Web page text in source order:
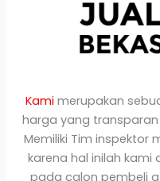
Kamimerupakan
harga yang
Memiliki Tim inspektor
karena hal inilah kami
pada calon pembeli